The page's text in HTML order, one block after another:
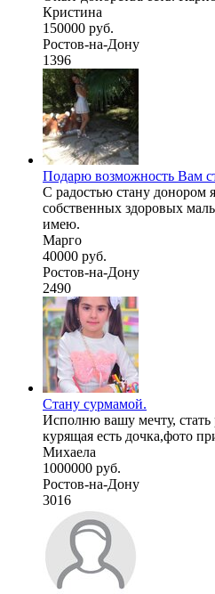
Кристина
150000 руб.
Ростов-на-Дону
1396
Подарю возможность Вам
С радостью стану донором
собственных здоровых
имею.
Марго
40000 руб.
Ростов-на-Дону
2490
Стану сурмамой.
Исполню вашу мечту,
курящая есть дочка,фото
Михаела
1000000 руб.
Ростов-на-Дону
3016